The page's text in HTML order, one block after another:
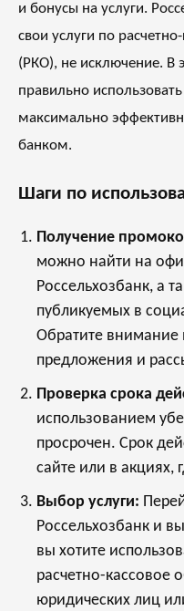
и бонусы на услуги.
свои услуги по
(РКО), не исключение. В
правильно
максимально
банком.
Шаги по
Получение
можно найти на
Россельхозбанк, а
публикуемых в
Обратите внимание
предложения и
Проверка срока
использованием
просрочен. Срок
сайте или в акциях,
Выбор услуги:
Россельхозбанк и
вы хотите
расчетно-кассовое
юридических лиц